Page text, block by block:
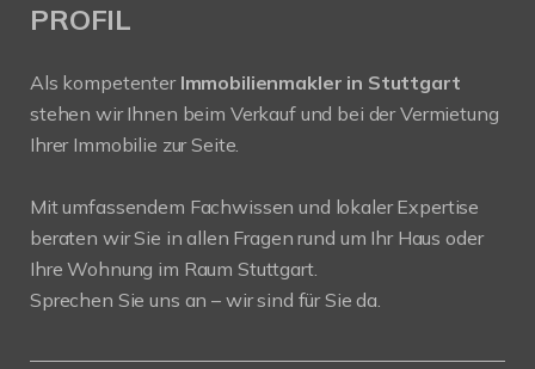
PROFIL
Als kompetenter Immobilienmakler in Stuttgart
stehen wir Ihnen beim Verkauf und bei der Vermietung
Ihrer Immobilie zur Seite.
Mit umfassendem Fachwissen und lokaler Expertise
beraten wir Sie in allen Fragen rund um Ihr Haus oder
Ihre Wohnung im Raum Stuttgart.
Sprechen Sie uns an – wir sind für Sie da.